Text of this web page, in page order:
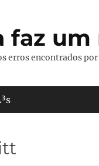
faz um
erros encontrados por